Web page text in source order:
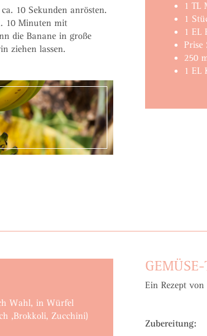
10 Sekunden anrösten.
10 Minuten mit
die Banane in große
ziehen lassen.
1 TL
1
1 EL
Prise
250
1 EL
Wahl, in Würfel
,Brokkoli, Zucchini)
Ein Rezept
Zubereitung: